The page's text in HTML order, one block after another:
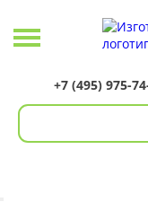
+7 (495) 975-